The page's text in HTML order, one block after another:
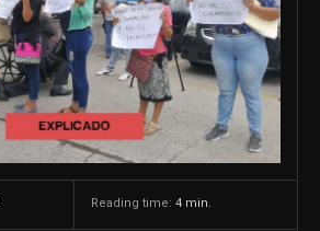
Reading time: 4 min.